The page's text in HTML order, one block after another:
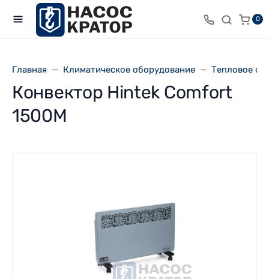
0
Главная Климатическое оборудование Тепловое
Конвектор Hintek Comfort
1500M